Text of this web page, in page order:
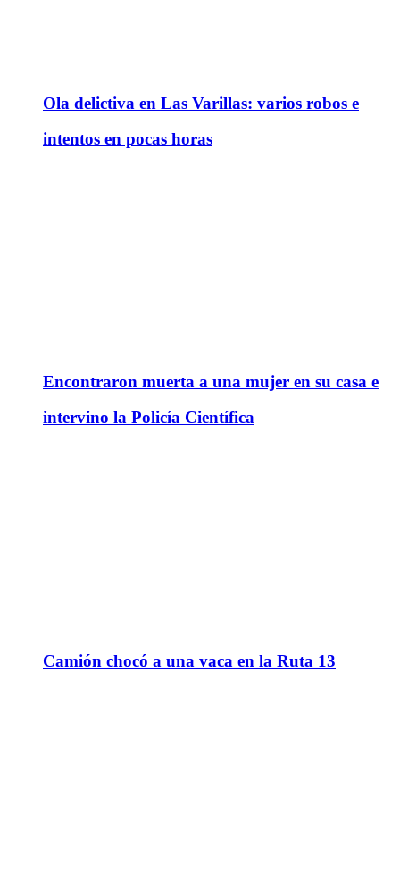
Ola delictiva en Las Varillas: varios robos e
intentos en pocas horas
Encontraron muerta a una mujer en su casa e
intervino la Policía Científica
Camión chocó a una vaca en la Ruta 13